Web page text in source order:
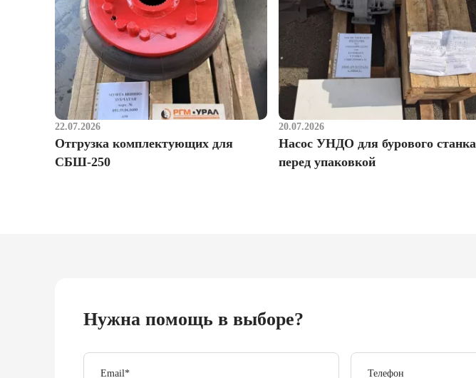
22.07.2026
Отгрузка комплектующих для
СБШ-250
20.07.2026
Насос УНДО для бурового станка
перед упаковкой
Нужна помощь в выборе?
Email* Телефон